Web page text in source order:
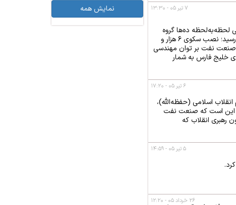
لحظه‌به‌لحظه ده‌ها گروه
تخصصی گره خورده است، یکی از بزرگ‌ترین عملیات‌های فراساحلی صنعت نفت ایران با موفقیت به سرانجام رسید؛ نصب سکوی ۶ هزار و
صنعت نفت بر توان مهندسی
خلیج فارس به شمار
۷ تیر ۰۵ - ۱۳:۳۰
اسلامی (حفظه‌الله)،
این است که صنعت نفت
رهبری انقلاب که
۶ تیر ۰۵ - ۱۷:۲۰
۵ تیر ۰۵ - ۱۴:۵۹
۲۶ خرداد ۰۵ - ۱۲:۲۰
نمایش همه